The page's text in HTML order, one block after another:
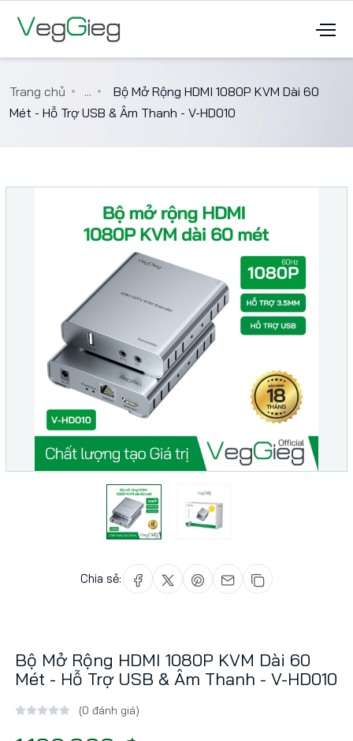
Trang chủ ...
Bộ Mở Rộng HDMI 1080P KVM Dài 60
Mét - Hỗ Trợ USB & Âm Thanh - V-HD010
Chia sẻ:
Bộ Mở Rộng HDMI 1080P KVM Dài 60
Mét - Hỗ Trợ USB & Âm Thanh - V-HD010
(0 đánh giá)